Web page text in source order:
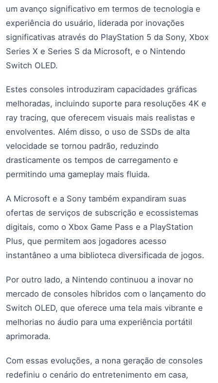
um avanço significativo em termos de tecnologia e
experiência do usuário, liderada por inovações
significativas através do PlayStation 5 da Sony, Xbox
Series X e Series S da Microsoft, e o Nintendo
Switch OLED.
Estes consoles introduziram capacidades gráficas
melhoradas, incluindo suporte para resoluções 4K e
ray tracing, que oferecem visuais mais realistas e
envolventes. Além disso, o uso de SSDs de alta
velocidade se tornou padrão, reduzindo
drasticamente os tempos de carregamento e
permitindo uma gameplay mais fluida.
A Microsoft e a Sony também expandiram suas
ofertas de serviços de subscrição e ecossistemas
digitais, como o Xbox Game Pass e a PlayStation
Plus, que permitem aos jogadores acesso
instantâneo a uma biblioteca diversificada de jogos.
Por outro lado, a Nintendo continuou a inovar no
mercado de consoles híbridos com o lançamento do
Switch OLED, que oferece uma tela mais vibrante e
melhorias no áudio para uma experiência portátil
aprimorada.
Com essas evoluções, a nona geração de consoles
redefiniu o cenário do entretenimento em casa,